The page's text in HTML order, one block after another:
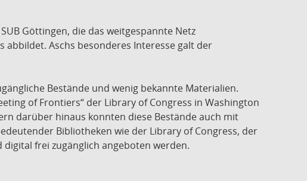
Göttingen, die das weitgespannte Netz
abbildet. Aschs besonderes Interesse galt der
Bestände und wenig bekannte Materialien.
of Frontiers“ der Library of Congress in Washington
darüber hinaus konnten diese Bestände auch mit
Bibliotheken wie der Library of Congress, der
frei zugänglich angeboten werden.